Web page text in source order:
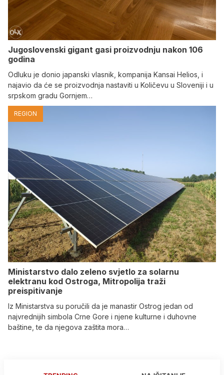
Jugoslovenski gigant gasi proizvodnju nakon 106
godina
Odluku je donio japanski vlasnik, kompanija Kansai Helios, i
najavio da će se proizvodnja nastaviti u Količevu u Sloveniji i u
srpskom gradu Gornjem…
REGION
Ministarstvo dalo zeleno svjetlo za solarnu
elektranu kod Ostroga, Mitropolija traži
preispitivanje
Iz Ministarstva su poručili da je manastir Ostrog jedan od
najvrednijih simbola Crne Gore i njene kulturne i duhovne
baštine, te da njegova zaštita mora…